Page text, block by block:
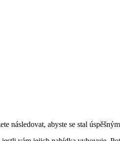
následovat, abyste se stal